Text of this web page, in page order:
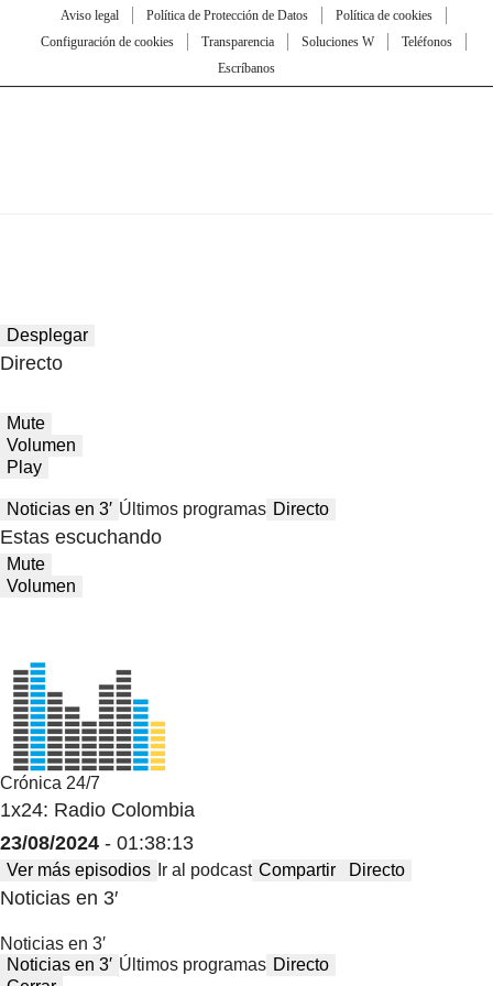
Aviso legal Política de Protección de Datos
Política de cookies
Configuración de cookies
Transparencia Soluciones W
Teléfonos
Escríbanos
Desplegar
Directo
Mute
Volumen
Play
Noticias en 3′ Últimos programas Directo
Estas escuchando
Mute
Volumen
Crónica 24/7
1x24: Radio Colombia
23/08/2024 - 01:38:13
Ver más episodios Ir al podcast Compartir Directo
Noticias en 3′
Noticias en 3′
Noticias en 3′ Últimos programas Directo